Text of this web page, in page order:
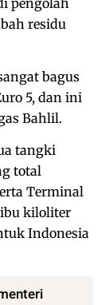
residu
bagus
5, dan ini
Bahlil.
tangki
total
Terminal
kiloliter
Indonesia